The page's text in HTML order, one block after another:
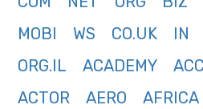
MOBI
WS CO.UK IN
ORG.IL
ACADEMY
ACTOR
AERO AFRICA